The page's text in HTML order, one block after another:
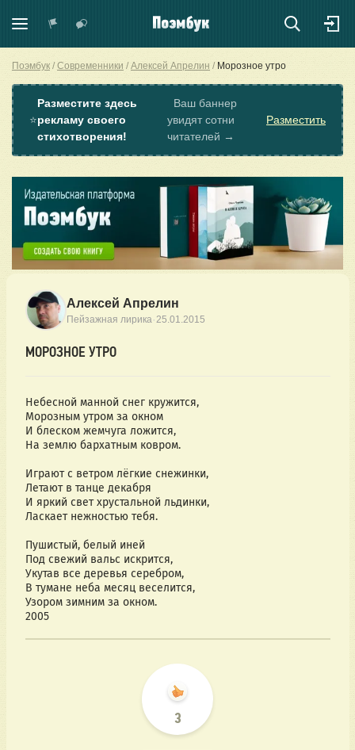
Поэмбук Современники Алексей Апрелин Морозное утро
⭐
Разместите здесь
рекламу своего
стихотворения!
Ваш баннер
увидят сотни
читателей →
Разместить
Алексей Апрелин
Пейзажная лирика·25.01.2015
МОРОЗНОЕ УТРО
Небесной манной снег кружится,
Морозным утром за окном
И блеском жемчуга ложится,
На землю бархатным ковром.
Играют с ветром лёгкие снежинки,
Летают в танце декабря
И яркий свет хрустальной льдинки,
Ласкает нежностью тебя.
Пушистый, белый иней
Под свежий вальс искрится,
Укутав все деревья серебром,
В тумане неба месяц веселится,
Узором зимним за окном.
2005
3